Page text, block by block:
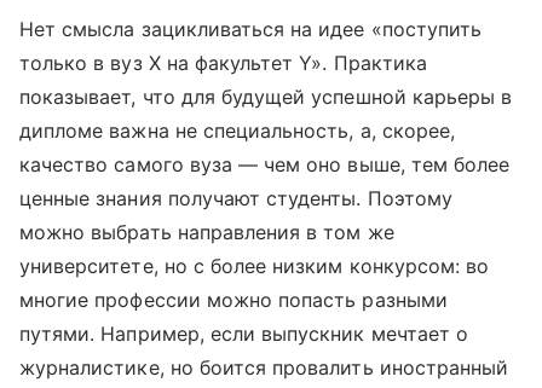
Нет смысла зацикливаться на идее «поступить
только в вуз Х на факультет Y». Практика
показывает, что для будущей успешной карьеры в
дипломе важна не специальность, а, скорее,
качество самого вуза — чем оно выше, тем более
ценные знания получают студенты. Поэтому
можно выбрать направления в том же
университете, но с более низким конкурсом: во
многие профессии можно попасть разными
путями. Например, если выпускник мечтает о
журналистике, но боится провалить иностранный